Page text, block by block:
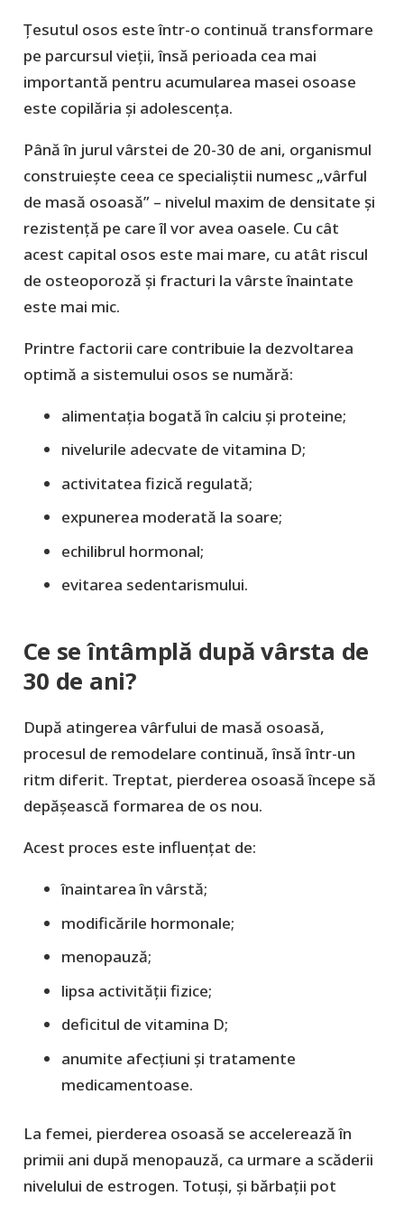
Țesutul osos este într-o continuă transformare
pe parcursul vieții, însă perioada cea mai
importantă pentru acumularea masei osoase
este copilăria și adolescența.
Până în jurul vârstei de 20-30 de ani, organismul
construiește ceea ce specialiștii numesc „vârful
de masă osoasă” – nivelul maxim de densitate și
rezistență pe care îl vor avea oasele. Cu cât
acest capital osos este mai mare, cu atât riscul
de osteoporoză și fracturi la vârste înaintate
este mai mic.
Printre factorii care contribuie la dezvoltarea
optimă a sistemului osos se numără:
alimentația bogată în calciu și proteine;
nivelurile adecvate de vitamina D;
activitatea fizică regulată;
expunerea moderată la soare;
echilibrul hormonal;
evitarea sedentarismului.
Ce se întâmplă după vârsta de
30 de ani?
După atingerea vârfului de masă osoasă,
procesul de remodelare continuă, însă într-un
ritm diferit. Treptat, pierderea osoasă începe să
depășească formarea de os nou.
Acest proces este influențat de:
înaintarea în vârstă;
modificările hormonale;
menopauză;
lipsa activității fizice;
deficitul de vitamina D;
anumite afecțiuni și tratamente
medicamentoase.
La femei, pierderea osoasă se accelerează în
primii ani după menopauză, ca urmare a scăderii
nivelului de estrogen. Totuși, și bărbații pot